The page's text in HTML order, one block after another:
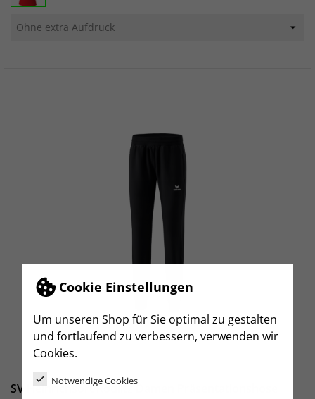
Cookie Einstellungen
Um unseren Shop für Sie optimal zu gestalten
und fortlaufend zu verbessern, verwenden wir
Cookies.
Notwendige Cookies
SV Heinrichsort Rödlitz Damen Präsentationshose